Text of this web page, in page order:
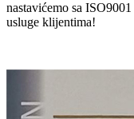
nastavićemo sa
usluge klijentima!